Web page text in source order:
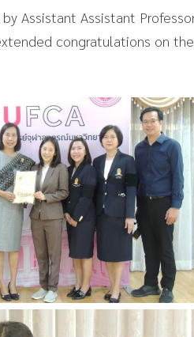
Assistant Assistant
congratulations on